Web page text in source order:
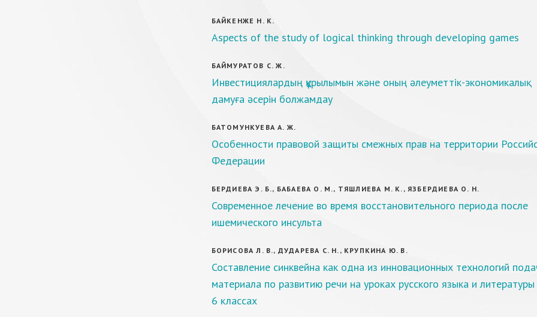
БАЙКЕНЖЕ Н. К.
Aspects of the study of logical thinking through developing games
БАЙМУРАТОВ С. Ж.
Инвестициялардың құрылымын және оның әлеуметтік-экономикалық
дамуға әсерін болжамдау
БАТОМУНКУЕВА А. Ж.
Особенности правовой защиты смежных прав на территории
Федерации
БЕРДИЕВА Э. Б., БАБАЕВА О. М., ТЯШЛИЕВА М. К., ЯЗБЕРДИЕВА О. Н.
Современное лечение во время восстановительного периода после
ишемического инсульта
БОРИСОВА Л. В., ДУДАРЕВА С. Н., КРУПКИНА Ю. В.
Составление синквейна как одна из инновационных технологий
материала по развитию речи на уроках русского языка и
6 классах